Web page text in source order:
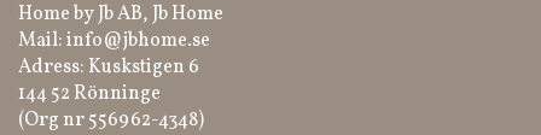
Home by Jb AB, Jb Home
Mail:info@jbhome.se
Adress: Kuskstigen 6
144 52 Rönninge
(Org nr 556962-4348)